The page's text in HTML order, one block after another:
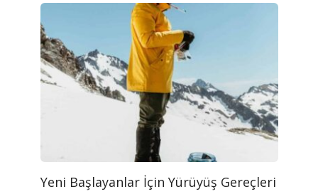
Yeni Başlayanlar İçin Yürüyüş Gereçleri